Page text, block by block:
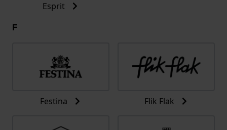
Esprit
F
Festina Flik Flak